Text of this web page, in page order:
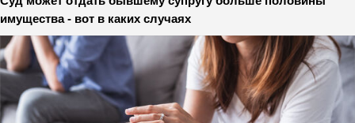
имущества - вот в каких случаях